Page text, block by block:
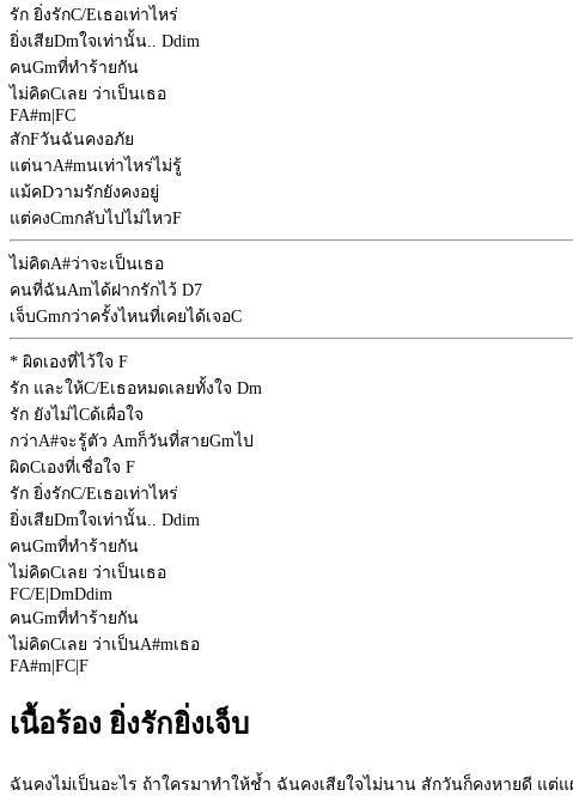
รัก ยิ่งรักC/Eเธอเท่าไหร่
ยิ่งเสียDmใจเท่านั้น.. Ddim
คนGmที่ทำร้ายกัน
ไม่คิดCเลย ว่าเป็นเธอ
FA#m FC
สักFวันฉันคงอภัย
แต่นาA#mนเท่าไหร่ไม่รู้
แม้คDวามรักยังคงอยู่
แต่คงCmกลับไปไม่ไหวF
ไม่คิดA#ว่าจะเป็นเธอ
คนที่ฉันAmได้ฝากรักไว้ D7
เจ็บGmกว่าครั้งไหนที่เคยได้เจอC
* ผิดเองที่ไว้ใจ F
รัก และให้C/Eเธอหมดเลยทั้งใจ Dm
รัก ยังไม่ไCด้เผื่อใจ
กว่าA#จะรู้ตัว Amก็วันที่สายGmไป
ผิดCเองที่เชื่อใจ F
รัก ยิ่งรักC/Eเธอเท่าไหร่
ยิ่งเสียDmใจเท่านั้น.. Ddim
คนGmที่ทำร้ายกัน
ไม่คิดCเลย ว่าเป็นเธอ
FC/E DmDdim
คนGmที่ทำร้ายกัน
ไม่คิดCเลย ว่าเป็นA#mเธอ
FA#m FC F
เนื้อร้อง ยิ่งรักยิ่งเจ็บ
ฉันคงไม่เป็นอะไร ถ้าใครมาทำให้ช้ำ ฉันคงเสียใจไม่นาน สักวันก็คงหายดี แต่